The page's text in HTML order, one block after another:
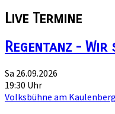
Live Termine
Regentanz - Wir
Sa 26.09.2026
19:30 Uhr
Volksbühne am Kaulenberg